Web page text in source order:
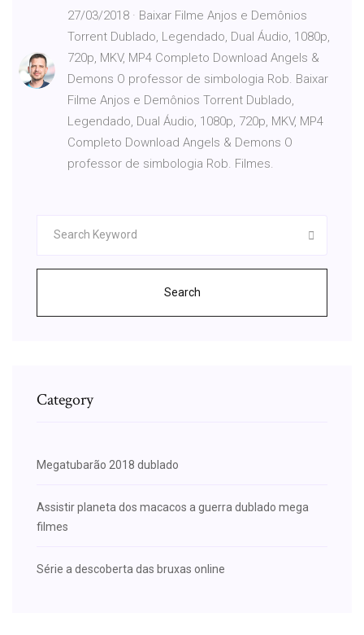
27/03/2018 · Baixar Filme Anjos e Demônios
Torrent Dublado, Legendado, Dual Áudio, 1080p,
720p, MKV, MP4 Completo Download Angels &
Demons O professor de simbologia Rob. Baixar
Filme Anjos e Demônios Torrent Dublado,
Legendado, Dual Áudio, 1080p, 720p, MKV, MP4
Completo Download Angels & Demons O
professor de simbologia Rob. Filmes.
Search
Category
Megatubarão 2018 dublado
Assistir planeta dos macacos a guerra dublado mega
filmes
Série a descoberta das bruxas online